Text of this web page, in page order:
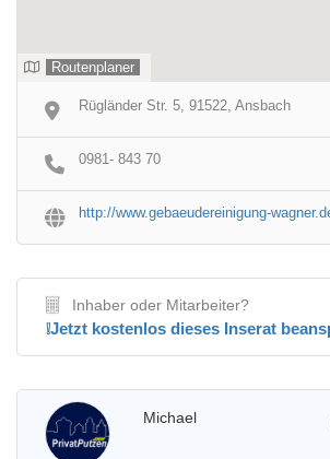
Routenplaner
Rügländer Str. 5, 91522, Ansbach
0981- 843 70
http://www.gebaeudereinigung-
Inhaber oder Mitarbeiter?
❕Jetzt kostenlos dieses Inserat
Michael